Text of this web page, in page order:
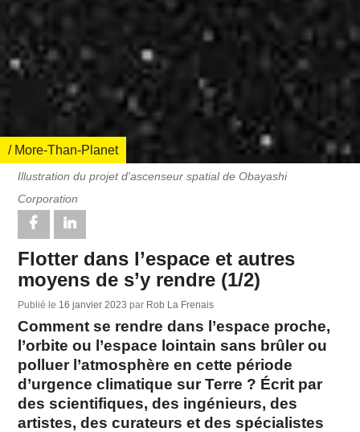
/ More-Than-Planet
Illustration du projet d'ascenseur spatial de Obayashi
Corporation
Flotter dans l’espace et autres
moyens de s’y rendre (1/2)
Publié le 16 janvier 2023par Rob La Frenais
Comment se rendre dans l’espace proche,
l’orbite ou l’espace lointain sans brûler ou
polluer l’atmosphère en cette période
d’urgence climatique sur Terre ? Écrit par
des scientifiques, des ingénieurs, des
artistes, des curateurs et des spécialistes